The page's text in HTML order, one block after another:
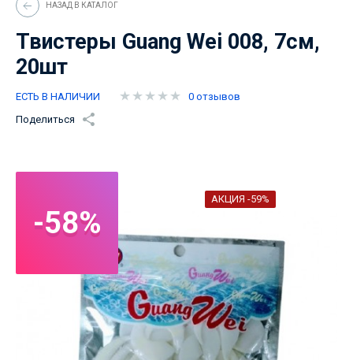
НАЗАД В КАТАЛОГ
Твистеры Guang Wei 008, 7см,
20шт
ЕСТЬ В НАЛИЧИИ
0 отзывов
Поделиться
АКЦИЯ -59%
-58%